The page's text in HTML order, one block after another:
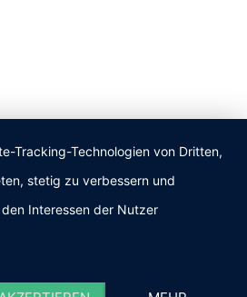
Tracking-Technologien von Dritten,
stetig zu verbessern und
Interessen der Nutzer